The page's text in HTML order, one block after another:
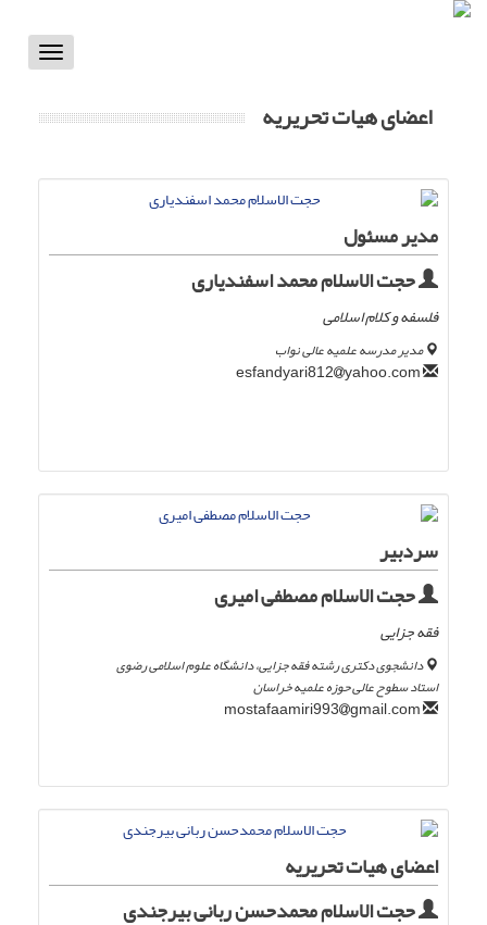
Toggle
اعضای هیات تحریریه
مدیر مسئول
حجت الاسلام محمد اسفندیاری
فلسفه و کلام اسلامی
مدیر مدرسه علمیه عالی نواب
yahoo.com
سردبیر
حجت الاسلام مصطفی امیری
فقه جزایی
دانشجوی دکتری رشته فقه جزایی، دانشگاه علوم اسلامی رضوی
استاد سطوح عالی حوزه علمیه خراسان
gmail.com
اعضای هیات تحریریه
حجت الاسلام محمدحسن ربانی بیرجندی